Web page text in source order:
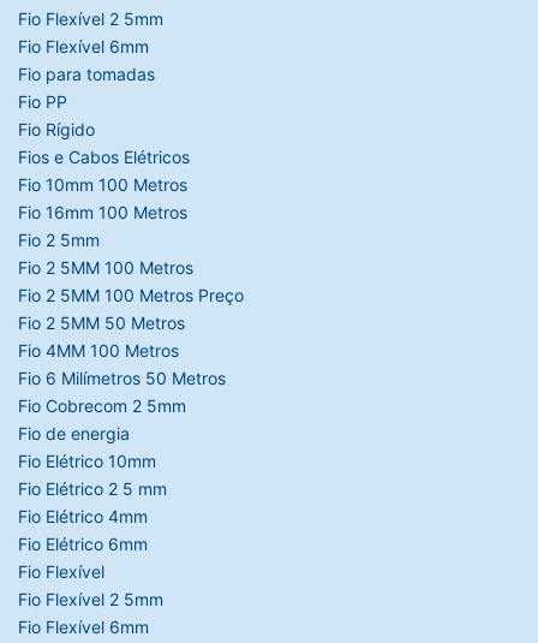
Fio Flexível 2 5mm
Fio Flexível 6mm
Fio para tomadas
Fio PP
Fio Rígido
Fios e Cabos Elétricos
Fio 10mm 100 Metros
Fio 16mm 100 Metros
Fio 2 5mm
Fio 2 5MM 100 Metros
Fio 2 5MM 100 Metros Preço
Fio 2 5MM 50 Metros
Fio 4MM 100 Metros
Fio 6 Milímetros 50 Metros
Fio Cobrecom 2 5mm
Fio de energia
Fio Elétrico 10mm
Fio Elétrico 2 5 mm
Fio Elétrico 4mm
Fio Elétrico 6mm
Fio Flexível
Fio Flexível 2 5mm
Fio Flexível 6mm